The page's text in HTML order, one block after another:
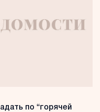
по “горячей